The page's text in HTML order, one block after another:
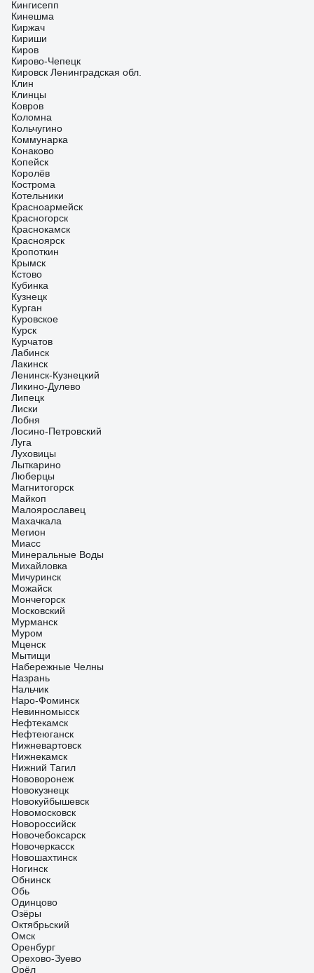
Кингисепп
Кинешма
Киржач
Кириши
Киров
Кирово-Чепецк
Кировск Ленинградская обл.
Клин
Клинцы
Ковров
Коломна
Кольчугино
Коммунарка
Конаково
Копейск
Королёв
Кострома
Котельники
Красноармейск
Красногорск
Краснокамск
Красноярск
Кропоткин
Крымск
Кстово
Кубинка
Кузнецк
Курган
Куровское
Курск
Курчатов
Лабинск
Лакинск
Ленинск-Кузнецкий
Ликино-Дулево
Липецк
Лиски
Лобня
Лосино-Петровский
Луга
Луховицы
Лыткарино
Люберцы
Магнитогорск
Майкоп
Малоярославец
Махачкала
Мегион
Миасс
Минеральные Воды
Михайловка
Мичуринск
Можайск
Мончегорск
Московский
Мурманск
Муром
Мценск
Мытищи
Набережные Челны
Назрань
Нальчик
Наро-Фоминск
Невинномысск
Нефтекамск
Нефтеюганск
Нижневартовск
Нижнекамск
Нижний Тагил
Нововоронеж
Новокузнецк
Новокуйбышевск
Новомосковск
Новороссийск
Новочебоксарск
Новочеркасск
Новошахтинск
Ногинск
Обнинск
Обь
Одинцово
Озёры
Октябрьский
Омск
Оренбург
Орехово-Зуево
Орёл